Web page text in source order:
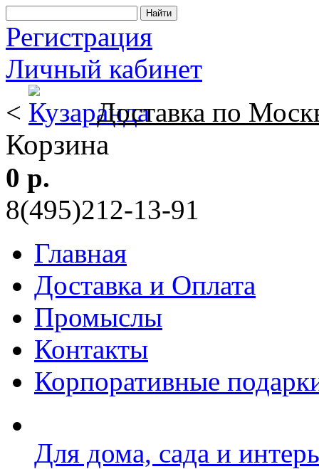
Регистрация
Личный кабинет
<
Доставка по
Корзина
0 р.
8(495)212-13-91
Главная
Доставка и Оплата
Промыслы
Контакты
Корпоративные
Для дома, сада и